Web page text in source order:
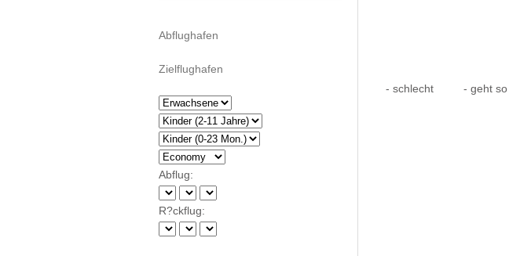
- schlecht - geht so
Abflug:
R?ckflug: